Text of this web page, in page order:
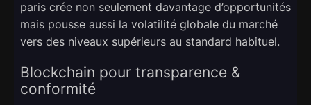
paris crée non seulement davantage d’opportunités
mais pousse aussi la volatilité globale du marché
vers des niveaux supérieurs au standard habituel.
Blockchain pour transparence &
conformité